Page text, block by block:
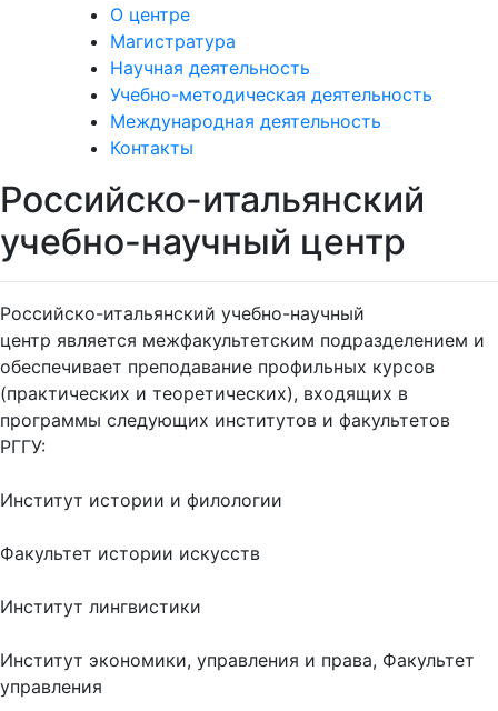
О центре
Магистратура
Научная деятельность
Учебно-методическая деятельность
Международная деятельность
Контакты
Российско-итальянский
учебно-научный центр
Российско-итальянский учебно-научный
центр является межфакультетским подразделением и
обеспечивает преподавание профильных курсов
(практических и теоретических), входящих в
программы следующих институтов и факультетов
РГГУ:
Институт истории и филологии
Факультет истории искусств
Институт лингвистики
Институт экономики, управления и права, Факультет
управления